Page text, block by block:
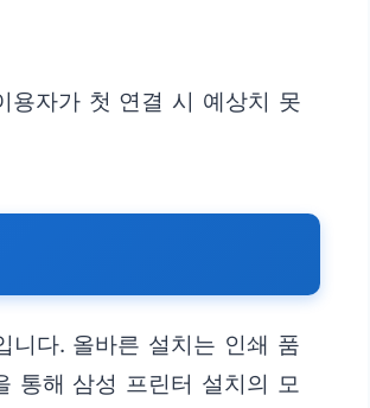
용자가 첫 연결 시 예상치 못
니다. 올바른 설치는 인쇄 품
통해 삼성 프린터 설치의 모